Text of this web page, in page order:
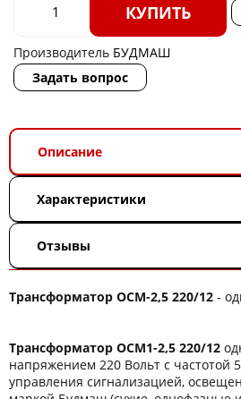
КУПИТЬ
Производитель БУДМАШ
Задать вопрос
Описание
Характеристики
Отзывы
Трансформатор ОСМ-2,5 220/12 -
Трансформатор ОСМ1-2,5 220/12
напряжением 220 Вольт с
управления сигнализацией,